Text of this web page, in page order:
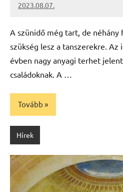
2023.08.07.
kovacs.agi
A szünidő még tart, de néhány
szükség lesz a tanszerekre. Az
évben nagy anyagi terhet
családoknak. A …
Tovább
Hírek